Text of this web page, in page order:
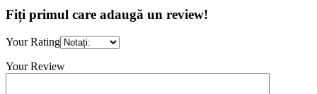
Fiți primul care adaugă un review!
Your Rating
Your Review